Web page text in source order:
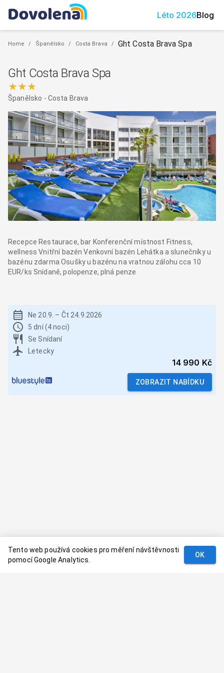
Léto 2026Blog
Home / Španělsko / Costa Brava / Ght Costa Brava Spa
Ght Costa Brava Spa
★★★
Španělsko - Costa Brava
Recepce Restaurace, bar Konferenční místnost Fitness,
wellness Vnitřní bazén Venkovní bazén Lehátka a slunečníky u
bazénu zdarma Osušky u bazénu na vratnou zálohu cca 10
EUR/ks Snídaně, polopenze, plná penze
Ne 20.9. – Čt 24.9.2026
5 dní (4 noci)
Se Snídaní
Letecky
14 990 Kč
ZOBRAZIT NABÍDKU
Tento web používá cookies pro měření návštěvnosti
pomocí Google Analytics.
OK